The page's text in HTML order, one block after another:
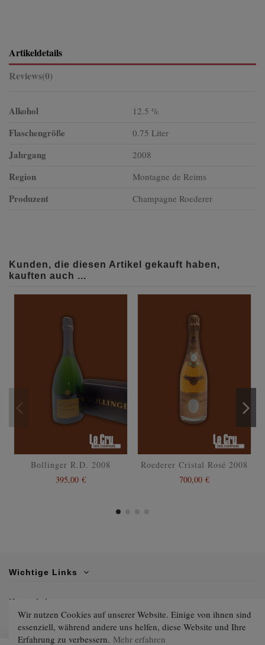
Artikeldetails
Reviews(0)
Alkohol 12.5 %
Flaschengröße 0.75 Liter
Jahrgang 2008
Region Montagne de Reims
Produzent Champagne Roederer
Kunden, die diesen Artikel gekauft haben,
kauften auch ...
Bollinger R.D. 2008
395,00 €
Roederer Cristal Rosé 2008
700,00 €
Wichtige Links
Kontaktiere uns
Folgen Sie uns
Wir nutzen Cookies auf unserer Website. Einige von ihnen sind
essenziell, während andere uns helfen, diese Website und Ihre
Erfahrung zu verbessern. Mehr erfahren